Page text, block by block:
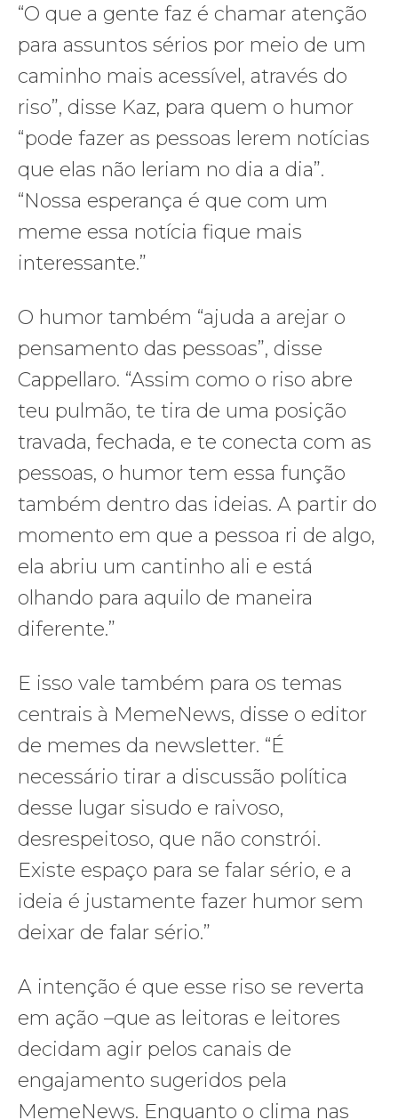
“O que a gente faz é chamar atenção
para assuntos sérios por meio de um
caminho mais acessível, através do
riso”, disse Kaz, para quem o humor
“pode fazer as pessoas lerem notícias
que elas não leriam no dia a dia”.
“Nossa esperança é que com um
meme essa notícia fique mais
interessante.”
O humor também “ajuda a arejar o
pensamento das pessoas”, disse
Cappellaro. “Assim como o riso abre
teu pulmão, te tira de uma posição
travada, fechada, e te conecta com as
pessoas, o humor tem essa função
também dentro das ideias. A partir do
momento em que a pessoa ri de algo,
ela abriu um cantinho ali e está
olhando para aquilo de maneira
diferente.”
E isso vale também para os temas
centrais à MemeNews, disse o editor
de memes da newsletter. “É
necessário tirar a discussão política
desse lugar sisudo e raivoso,
desrespeitoso, que não constrói.
Existe espaço para se falar sério, e a
ideia é justamente fazer humor sem
deixar de falar sério.”
A intenção é que esse riso se reverta
em ação –que as leitoras e leitores
decidam agir pelos canais de
engajamento sugeridos pela
MemeNews. Enquanto o clima nas